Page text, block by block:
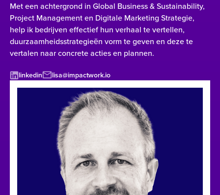
Met een achtergrond in Global Business & Sustainability,
Project Management en Digitale Marketing Strategie,
help ik bedrijven effectief hun verhaal te vertellen,
duurzaamheidsstrategieën vorm te geven en deze te
vertalen naar concrete acties en plannen.
linkedin lisa@impactwork.io